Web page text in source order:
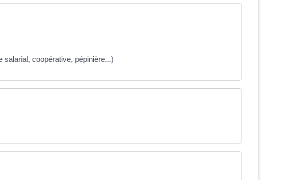
coopérative, pépinière...)